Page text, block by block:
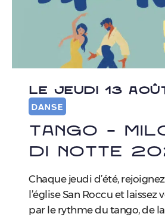
LE JEUDI 13
DANSE
Tango –
di Notte
Chaque jeudi d’été,
l’église San Roccu et
par le rythme du tango, de la